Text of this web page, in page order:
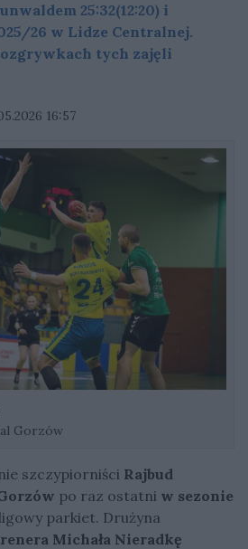
25:32(12:20) i
26 w Lidze Centralnej.
tych zajęli
16:57
Gorzów
szczypiorniści Rajbud
po raz ostatni w sezonie
parkiet. Drużyna
Michała Nieradkę